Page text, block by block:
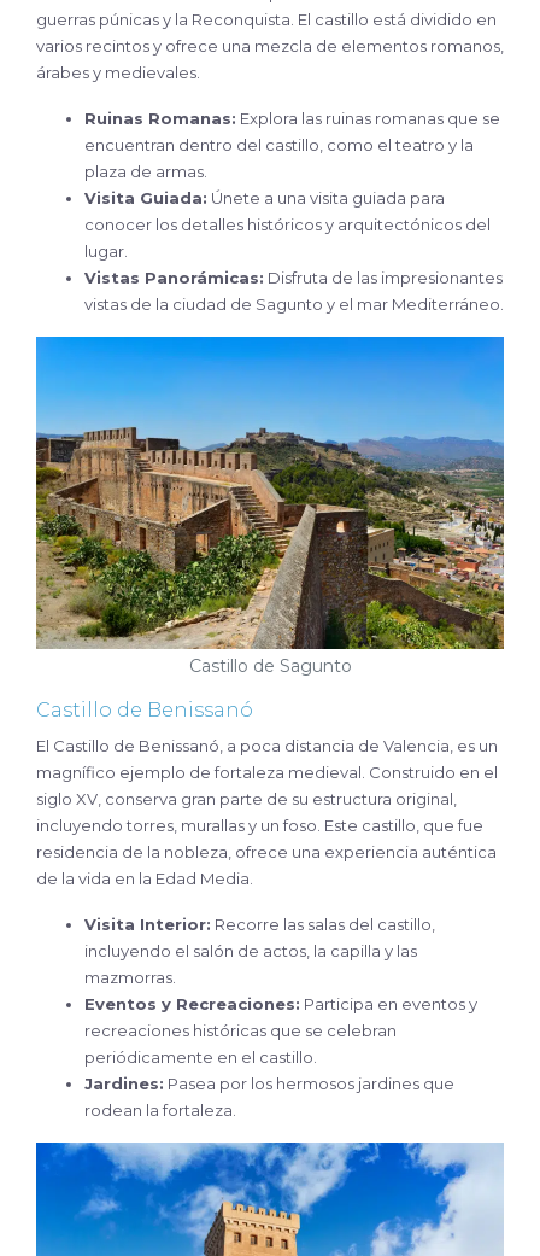
guerras púnicas y la Reconquista. El castillo está dividido en
varios recintos y ofrece una mezcla de elementos romanos,
árabes y medievales.
Ruinas Romanas: Explora las ruinas romanas que se
encuentran dentro del castillo, como el teatro y la
plaza de armas.
Visita Guiada: Únete a una visita guiada para
conocer los detalles históricos y arquitectónicos del
lugar.
Vistas Panorámicas: Disfruta de las impresionantes
vistas de la ciudad de Sagunto y el mar Mediterráneo.
Castillo de Sagunto
Castillo de Benissanó
El Castillo de Benissanó, a poca distancia de Valencia, es un
magnífico ejemplo de fortaleza medieval. Construido en el
siglo XV, conserva gran parte de su estructura original,
incluyendo torres, murallas y un foso. Este castillo, que fue
residencia de la nobleza, ofrece una experiencia auténtica
de la vida en la Edad Media.
Visita Interior: Recorre las salas del castillo,
incluyendo el salón de actos, la capilla y las
mazmorras.
Eventos y Recreaciones: Participa en eventos y
recreaciones históricas que se celebran
periódicamente en el castillo.
Jardines: Pasea por los hermosos jardines que
rodean la fortaleza.